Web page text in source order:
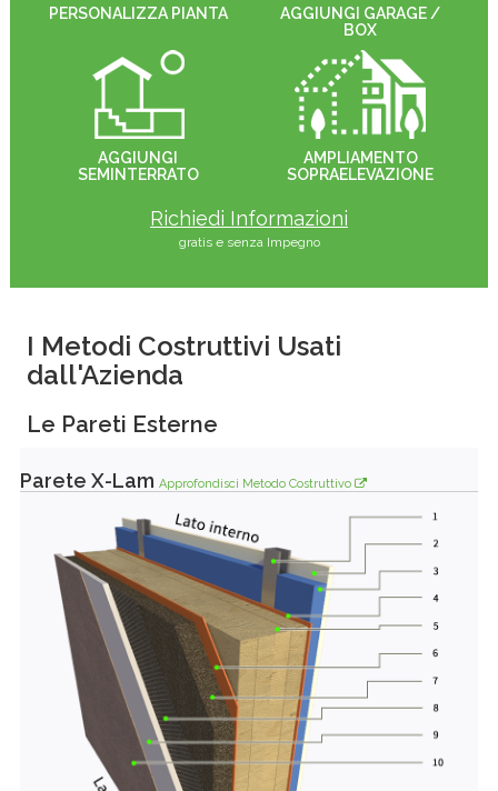
PERSONALIZZA PIANTA
AGGIUNGI GARAGE /
BOX
AGGIUNGI
SEMINTERRATO
AMPLIAMENTO
SOPRAELEVAZIONE
Richiedi Informazioni
gratis e senza Impegno
I Metodi Costruttivi Usati
dall'Azienda
Le Pareti Esterne
Parete X-Lam Approfondisci Metodo Costruttivo